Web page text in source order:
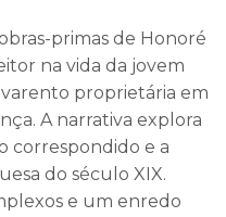
primas de Honoré
na vida da jovem
proprietária em
A narrativa explora
correspondido e a
do século XIX.
e um enredo